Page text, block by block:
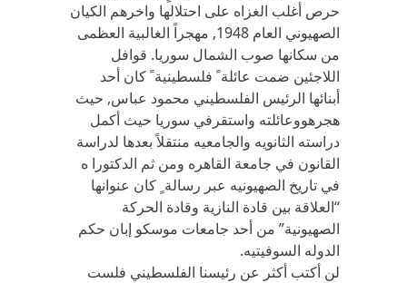
حرص أغلب الغزاه على احتلالها واخرهم الكيان
الصهيوني العام 1948, مهجراً الغالبية العظمى
من سكانها صوب الشمال سوريا. قوافل
اللاجئين ضمت عائلة ً فلسطينية ً كان أحد
أبنائها الرئيس الفلسطيني محمود عباس, حيث
هجرهووعائلته واستقرفي سوريا حيث أكمل
دراسته الثانويه والجامعيه منتقلاً بعدها لدراسة
القانون في جامعة القاهره ومن ثم الدكتورا ه
في تاريخ الصهيونيه عبر رسالة ٍ كان عنوانها
“العلاقة بين قادة النازية وقادة الحركة
الصهيونية” من أحد جامعات موسكو إبان حكم
الدوله السوفيتيه.
لن أكتب أكثر عن رئيسنا الفلسطيني فلست